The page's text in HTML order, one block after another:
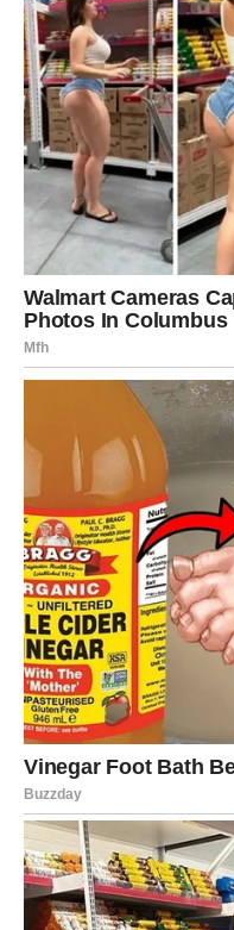
ili prelomiti i krenuti
samopouzdanje i veću
Lav ponovo oseća onu
I kada Lav to oseti – niko
Poruka
“Prestani da umanjuješ
Tvoje vreme je.”
STRELAC –
IZ
BUDUĆNOST
Strelac je znak koji se
god delovao jak,
vreme delovalo je kao
emocije, prošlost,
rečenice.
Ali sada dolazi faza u
donosi jasnoću – i to je
Ljubav:
poglavlje,